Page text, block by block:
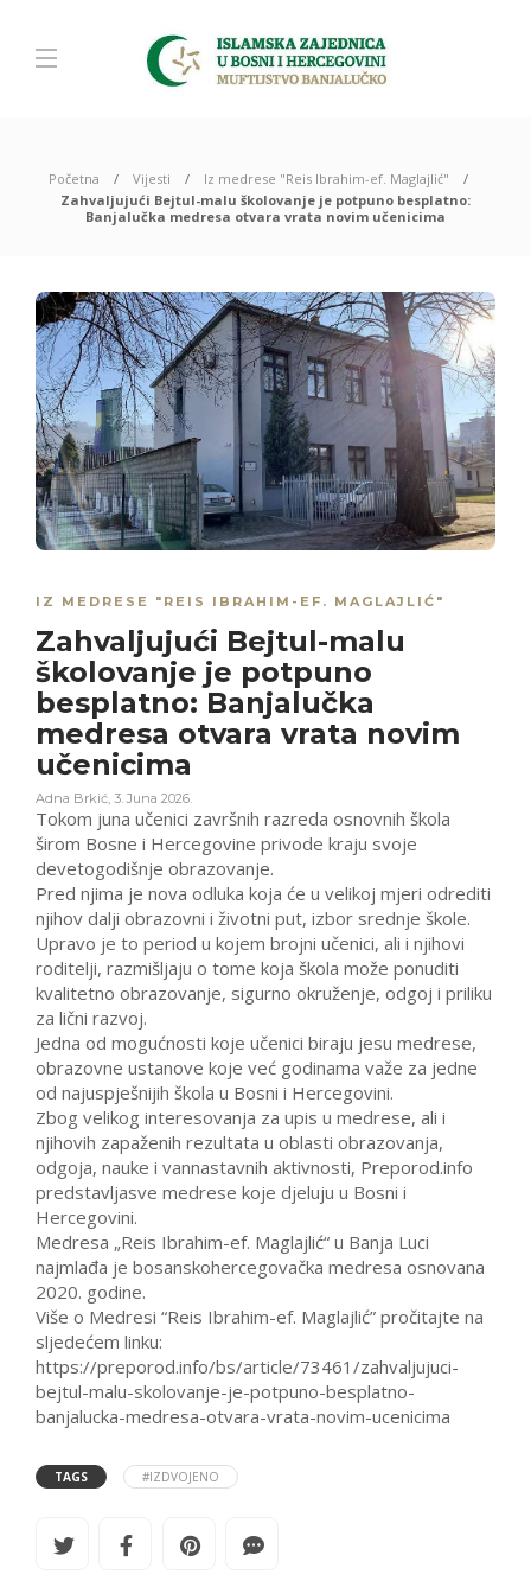
Početna Vijesti
Iz medrese "Reis Ibrahim-ef. Maglajlić"
Zahvaljujući Bejtul-malu školovanje je potpuno besplatno:
Banjalučka medresa otvara vrata novim učenicima
IZ MEDRESE "REIS IBRAHIM-EF. MAGLAJLIĆ"
Zahvaljujući Bejtul-malu
školovanje je potpuno
besplatno: Banjalučka
medresa otvara vrata novim
učenicima
Adna Brkić, 3. Juna 2026.
Tokom juna učenici završnih razreda osnovnih škola
širom Bosne i Hercegovine privode kraju svoje
devetogodišnje obrazovanje.
Pred njima je nova odluka koja će u velikoj mjeri odrediti
njihov dalji obrazovni i životni put, izbor srednje škole.
Upravo je to period u kojem brojni učenici, ali i njihovi
roditelji, razmišljaju o tome koja škola može ponuditi
kvalitetno obrazovanje, sigurno okruženje, odgoj i priliku
za lični razvoj.
Jedna od mogućnosti koje učenici biraju jesu medrese,
obrazovne ustanove koje već godinama važe za jedne
od najuspješnijih škola u Bosni i Hercegovini.
Zbog velikog interesovanja za upis u medrese, ali i
njihovih zapaženih rezultata u oblasti obrazovanja,
odgoja, nauke i vannastavnih aktivnosti, Preporod.info
predstavljasve medrese koje djeluju u Bosni i
Hercegovini.
Medresa „Reis Ibrahim-ef. Maglajlić“ u Banja Luci
najmlađa je bosanskohercegovačka medresa osnovana
2020. godine.
Više o Medresi “Reis Ibrahim-ef. Maglajlić” pročitajte na
sljedećem linku:
https://preporod.info/bs/article/73461/zahvaljujuci-
bejtul-malu-skolovanje-je-potpuno-besplatno-
banjalucka-medresa-otvara-vrata-novim-ucenicima
TAGS #IZDVOJENO